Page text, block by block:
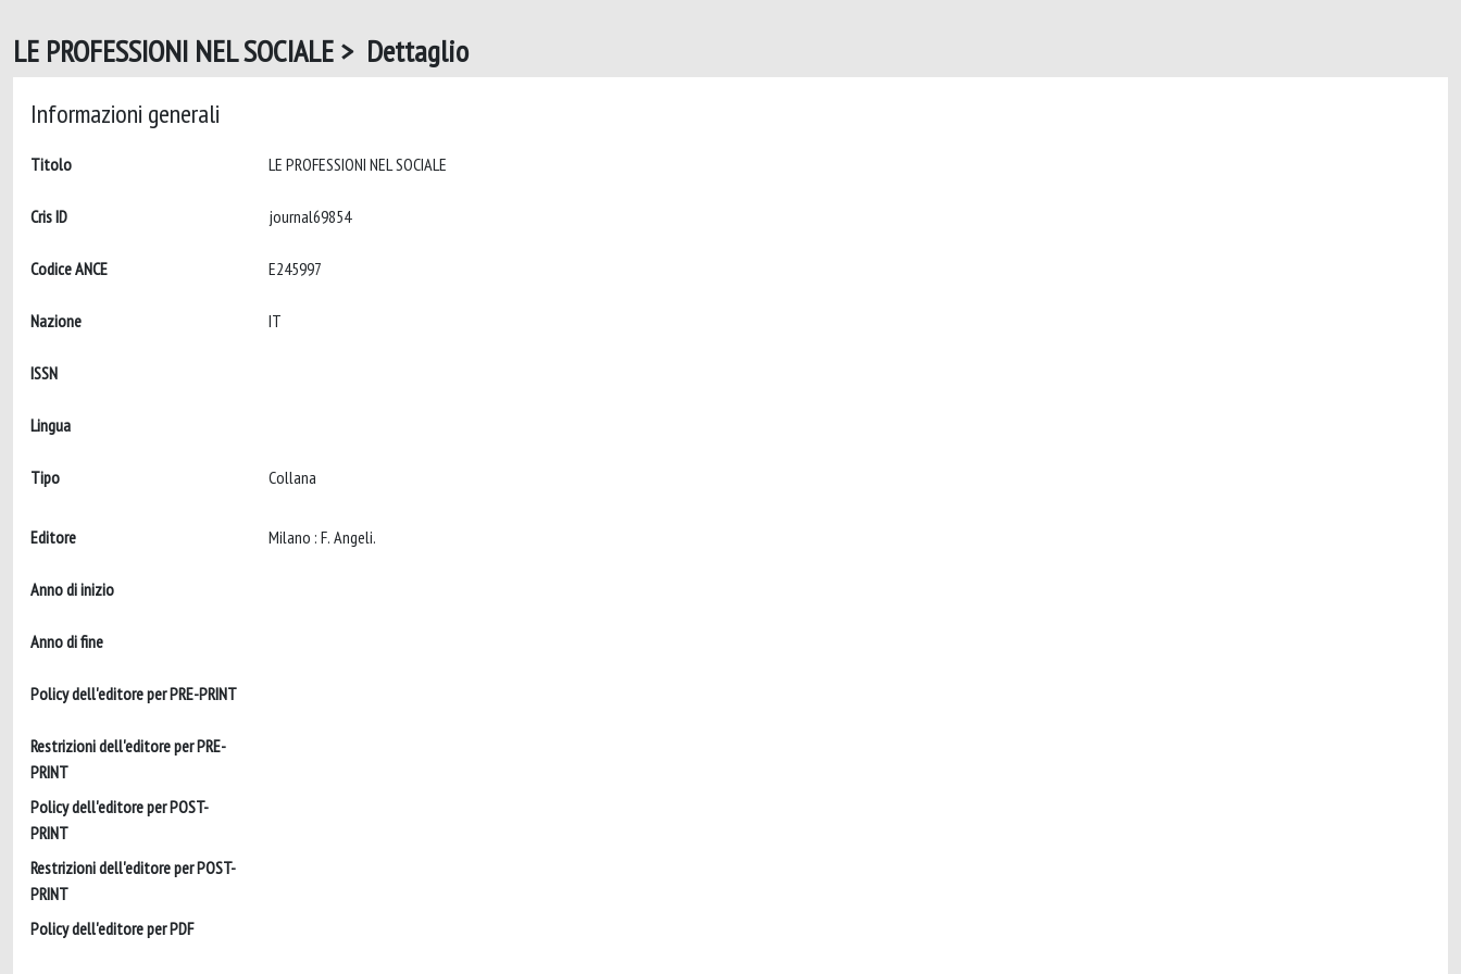
LE PROFESSIONI NEL SOCIALE > Dettaglio
Informazioni generali
Titolo
Cris ID
Codice ANCE
Nazione
ISSN
Lingua
Tipo Collana
Editore
Anno di inizio
Anno di fine
Policy dell'editore per PRE-PRINT
Restrizioni dell'editore per PRE-
PRINT
Policy dell'editore per POST-
PRINT
Restrizioni dell'editore per POST-
PRINT
Policy dell'editore per PDF